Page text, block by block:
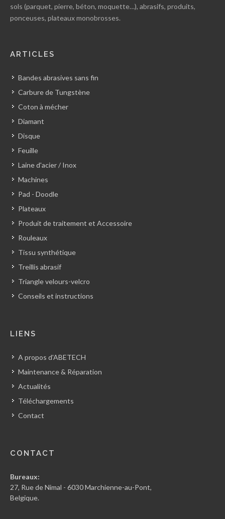
sols (parquet, pierre, béton, moquette…), abrasifs, produits,
ponceuses, plateaux monobrosses.
ARTICLES
Bandes abrasives sans fin
Carbure de Tungstène
Coton à mécher
Diamant
Disque
Feuille
Laine d'acier / Inox
Machines
Pad - Doodle
Plateaux
Produit de traitement et Accessoire
Rouleaux
Tissu synthétique
Treillis abrasif
Triangle velours-velcro
Conseils et instructions
LIENS
A propos d'ABETECH
Maintenance & Réparation
Actualités
Téléchargements
Contact
CONTACT
Bureaux:
27, Rue de Nimal - 6030 Marchienne-au-Pont,
Belgique.